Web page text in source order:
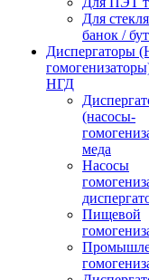
Для
банок /
Диспергаторы
НГД
(насосы-
меда
Насосы
Пищевой